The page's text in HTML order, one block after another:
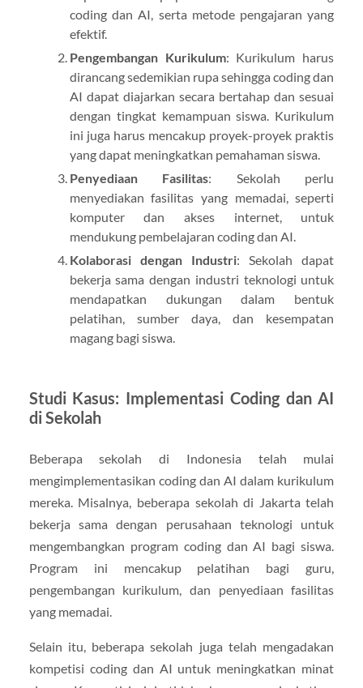
coding dan AI, serta metode pengajaran yang
efektif.
Pengembangan Kurikulum: Kurikulum harus
dirancang sedemikian rupa sehingga coding dan
AI dapat diajarkan secara bertahap dan sesuai
dengan tingkat kemampuan siswa. Kurikulum
ini juga harus mencakup proyek-proyek praktis
yang dapat meningkatkan pemahaman siswa.
Penyediaan Fasilitas: Sekolah perlu
menyediakan fasilitas yang memadai, seperti
komputer dan akses internet, untuk
mendukung pembelajaran coding dan AI.
Kolaborasi dengan Industri: Sekolah dapat
bekerja sama dengan industri teknologi untuk
mendapatkan dukungan dalam bentuk
pelatihan, sumber daya, dan kesempatan
magang bagi siswa.
Studi Kasus: Implementasi Coding dan AI
di Sekolah
Beberapa sekolah di Indonesia telah mulai
mengimplementasikan coding dan AI dalam kurikulum
mereka. Misalnya, beberapa sekolah di Jakarta telah
bekerja sama dengan perusahaan teknologi untuk
mengembangkan program coding dan AI bagi siswa.
Program ini mencakup pelatihan bagi guru,
pengembangan kurikulum, dan penyediaan fasilitas
yang memadai.
Selain itu, beberapa sekolah juga telah mengadakan
kompetisi coding dan AI untuk meningkatkan minat